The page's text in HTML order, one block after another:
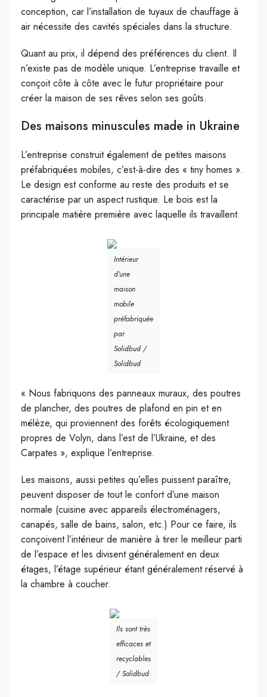
conception, car l’installation de tuyaux de chauffage à
air nécessite des cavités spéciales dans la structure.
Quant au prix, il dépend des préférences du client. Il
n’existe pas de modèle unique. L’entreprise travaille et
conçoit côte à côte avec le futur propriétaire pour
créer la maison de ses rêves selon ses goûts.
Des maisons minuscules made in Ukraine
L’entreprise construit également de petites maisons
préfabriquées mobiles, c’est-à-dire des « tiny homes ».
Le design est conforme au reste des produits et se
caractérise par un aspect rustique. Le bois est la
principale matière première avec laquelle ils travaillent.
Intérieur
d’une
maison
mobile
préfabriquée
par
Solidbud /
Solidbud
« Nous fabriquons des panneaux muraux, des poutres
de plancher, des poutres de plafond en pin et en
mélèze, qui proviennent des forêts écologiquement
propres de Volyn, dans l’est de l’Ukraine, et des
Carpates », explique l’entreprise.
Les maisons, aussi petites qu’elles puissent paraître,
peuvent disposer de tout le confort d’une maison
normale (cuisine avec appareils électroménagers,
canapés, salle de bains, salon, etc.) Pour ce faire, ils
conçoivent l’intérieur de manière à tirer le meilleur parti
de l’espace et les divisent généralement en deux
étages, l’étage supérieur étant généralement réservé à
la chambre à coucher.
Ils sont très
efficaces et
recyclables
/ Solidbud